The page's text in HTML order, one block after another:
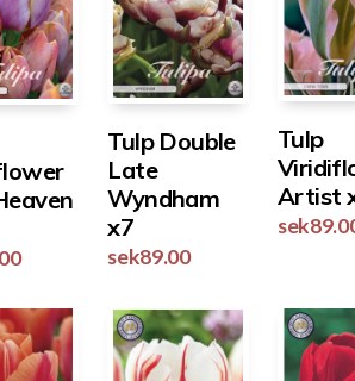
Tulp Double
Late
Wyndham
x7
sek89.00
Tulp
Artist
sek